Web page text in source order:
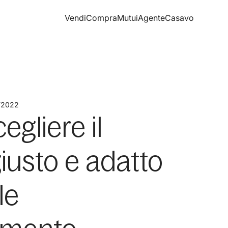
VendiCompraMutuiAgenteCasavo
il
e adatto